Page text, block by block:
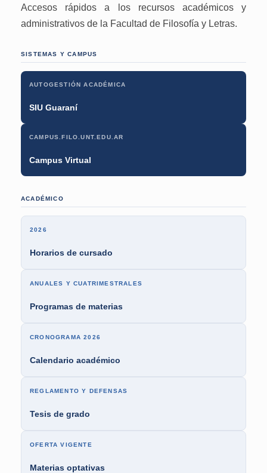
Accesos rápidos a los recursos académicos y
administrativos de la Facultad de Filosofía y Letras.
SISTEMAS Y CAMPUS
AUTOGESTIÓN ACADÉMICA
SIU Guaraní
CAMPUS.FILO.UNT.EDU.AR
Campus Virtual
ACADÉMICO
2026
Horarios de cursado
ANUALES Y CUATRIMESTRALES
Programas de materias
CRONOGRAMA 2026
Calendario académico
REGLAMENTO Y DEFENSAS
Tesis de grado
OFERTA VIGENTE
Materias optativas